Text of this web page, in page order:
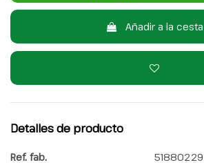
Añadir a la cesta
Detalles de producto
Ref. fab.
51880229